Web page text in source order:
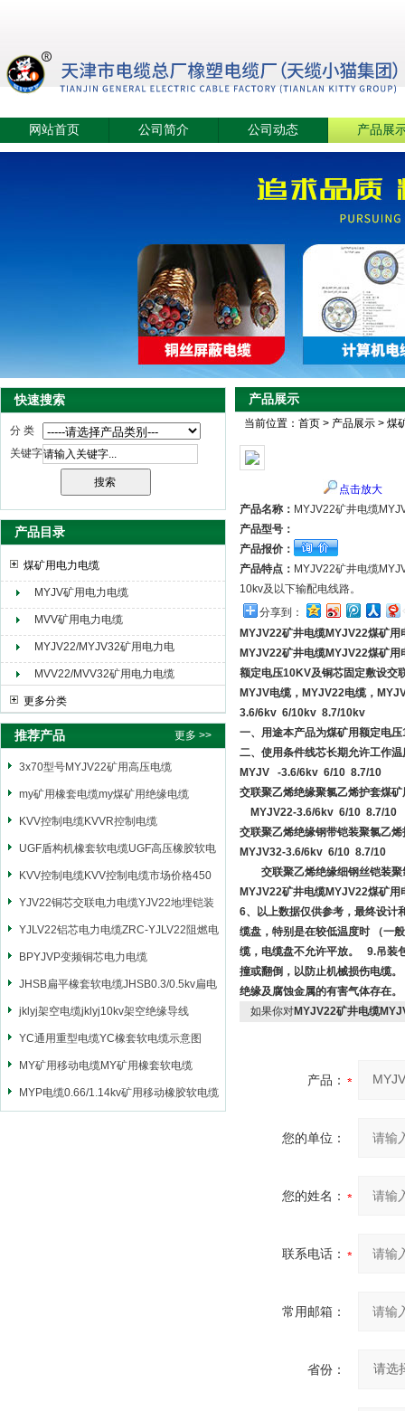
天津市电缆总厂橡塑电缆厂（天缆小猫集团）
网站首页 公司简介 公司动态 产品展
快速搜索
分 类
关键字
产品目录
煤矿用电力电缆
MYJV矿用电力电缆
MVV矿用电力电缆
MYJV22/MYJV32矿用电力电
缆
MVV22/MVV32矿用电力电缆
更多分类
推荐产品 更多 >>
3x70型号MYJV22矿用高压电缆
my矿用橡套电缆my煤矿用绝缘电缆
KVV控制电缆KVVR控制电缆
UGF盾构机橡套软电缆UGF高压橡胶软电
缆
KVV控制电缆KVV控制电缆市场价格450
YJV22铜芯交联电力电缆YJV22地埋铠装
电源电缆
YJLV22铝芯电力电缆ZRC-YJLV22阻燃电
力电缆
BPYJVP变频铜芯电力电缆
JHSB扁平橡套软电缆JHSB0.3/0.5kv扁电
缆
jklyj架空电缆jklyj10kv架空绝缘导线
YC通用重型电缆YC橡套软电缆示意图
MY矿用移动电缆MY矿用橡套软电缆
MYP电缆0.66/1.14kv矿用移动橡胶软电缆
产品展示
当前位置： 首页 > 产品展示 > 煤
点击放大
产品名称： MYJV22矿井电缆
产品型号：
产品报价：
产品特点： MYJV22矿井电缆
10kv及以下输配电线路。
分享到：
MYJV22矿井电缆MYJV22煤矿用
MYJV22矿井电缆MYJV22煤矿用
额定电压10KV及铜芯固定敷设交
MYJV电缆，MYJV22电缆，
3.6/6kv 6/10kv 8.7/10kv
一、用途本产品为煤矿用额定电
二、使用条件线芯长期允许工作
MYJV -3.6/6kv 6/10 8.7/10
交联聚乙烯绝缘聚氯乙烯护套煤
MYJV22-3.6/6kv 6/10 8.7/10
交联聚乙烯绝缘钢带铠装聚氯乙
MYJV32-3.6/6kv 6/10 8.7/10
交联聚乙烯绝缘细钢丝铠装聚
MYJV22矿井电缆MYJV22煤矿用
6、以上数据仅供参考，最终设计
缆盘，特别是在较低温度时 （一
缆，电缆盘不允许平放。 9.吊装
撞或翻倒，以防止机械损伤电缆
绝缘及腐蚀金属的有害气体存在
如果你对MYJV22矿井电缆
产品：
您的单位：
您的姓名：
联系电话：
常用邮箱：
省份：